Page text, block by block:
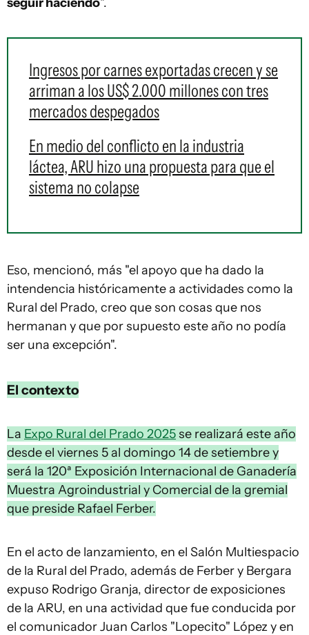
Ingresos por carnes exportadas crecen y se
arriman a los US$ 2.000 millones con tres
mercados despegados
En medio del conflicto en la industria
láctea, ARU hizo una propuesta para que el
sistema no colapse
Eso, mencionó, más "el apoyo que ha dado la
intendencia históricamente a actividades como la
Rural del Prado, creo que son cosas que nos
hermanan y que por supuesto este año no podía
ser una excepción".
El contexto
La Expo Rural del Prado 2025se realizará este año
desde el viernes 5 al domingo 14 de setiembre y
será la 120ª Exposición Internacional de Ganadería
Muestra Agroindustrial y Comercial de la gremial
que preside Rafael Ferber.
En el acto de lanzamiento, en el Salón Multiespacio
de la Rural del Prado, además de Ferber y Bergara
expuso Rodrigo Granja, director de exposiciones
de la ARU, en una actividad que fue conducida por
el comunicador Juan Carlos "Lopecito" López y en